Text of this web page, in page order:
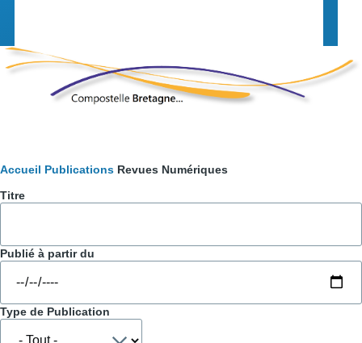
Fil
d'Ariane
Accueil Publications Revues Numériques
Titre
Publié à partir du
Type de Publication